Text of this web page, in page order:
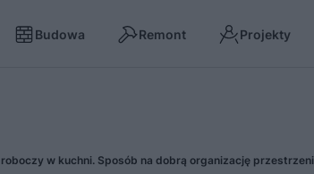
Budowa Remont Projekty
w kuchni. Sposób na dobrą organizację przestrzeni